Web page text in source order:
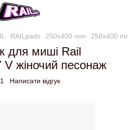
RAILpads 250x400 mm 250x400
для миші Rail
жіночий песонаж
Написати відгук